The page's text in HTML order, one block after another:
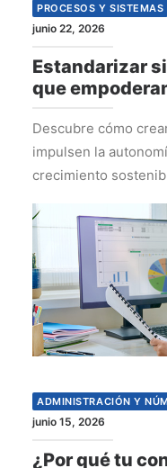
PROCESOS Y SISTEMAS
junio 22, 2026
Estandarizar
que
Descubre cómo
impulsen la
crecimiento
ADMINISTRACIÓN Y
junio 15, 2026
¿Por qué tu